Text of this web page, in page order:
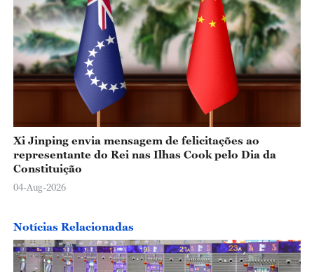
Xi Jinping envia mensagem de felicitações ao
representante do Rei nas Ilhas Cook pelo Dia da
Constituição
04-Aug-2026
Notícias Relacionadas